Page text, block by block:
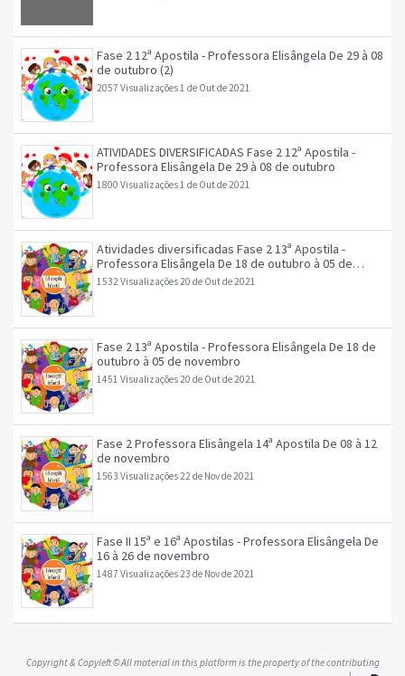
Fase 2 12ª Apostila - Professora Elisângela De 29 à 08
de outubro (2)
2057 Visualizações 1 de Out de 2021
ATIVIDADES DIVERSIFICADAS Fase 2 12ª Apostila -
Professora Elisângela De 29 à 08 de outubro
1800 Visualizações1 de Out de 2021
Atividades diversificadas Fase 2 13ª Apostila -
Professora Elisângela De 18 de outubro à 05 de
novembro
1532 Visualizações20 de Out de 2021
Fase 2 13ª Apostila - Professora Elisângela De 18 de
outubro à 05 de novembro
1451 Visualizações20 de Out de 2021
Fase 2 Professora Elisângela 14ª Apostila De 08 à 12
de novembro
1563 Visualizações22 de Nov de 2021
Fase II 15ª e 16ª Apostilas - Professora Elisângela De
16 à 26 de novembro
1487 Visualizações23 de Nov de 2021
Copyright & Copyleft © All material in this platform is the property of the contributing